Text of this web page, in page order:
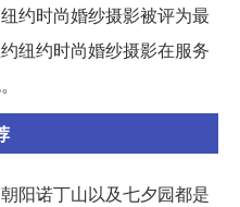
约时尚婚纱摄影被评为最
纽约时尚婚纱摄影在服务
阳诺丁山以及七夕园都是